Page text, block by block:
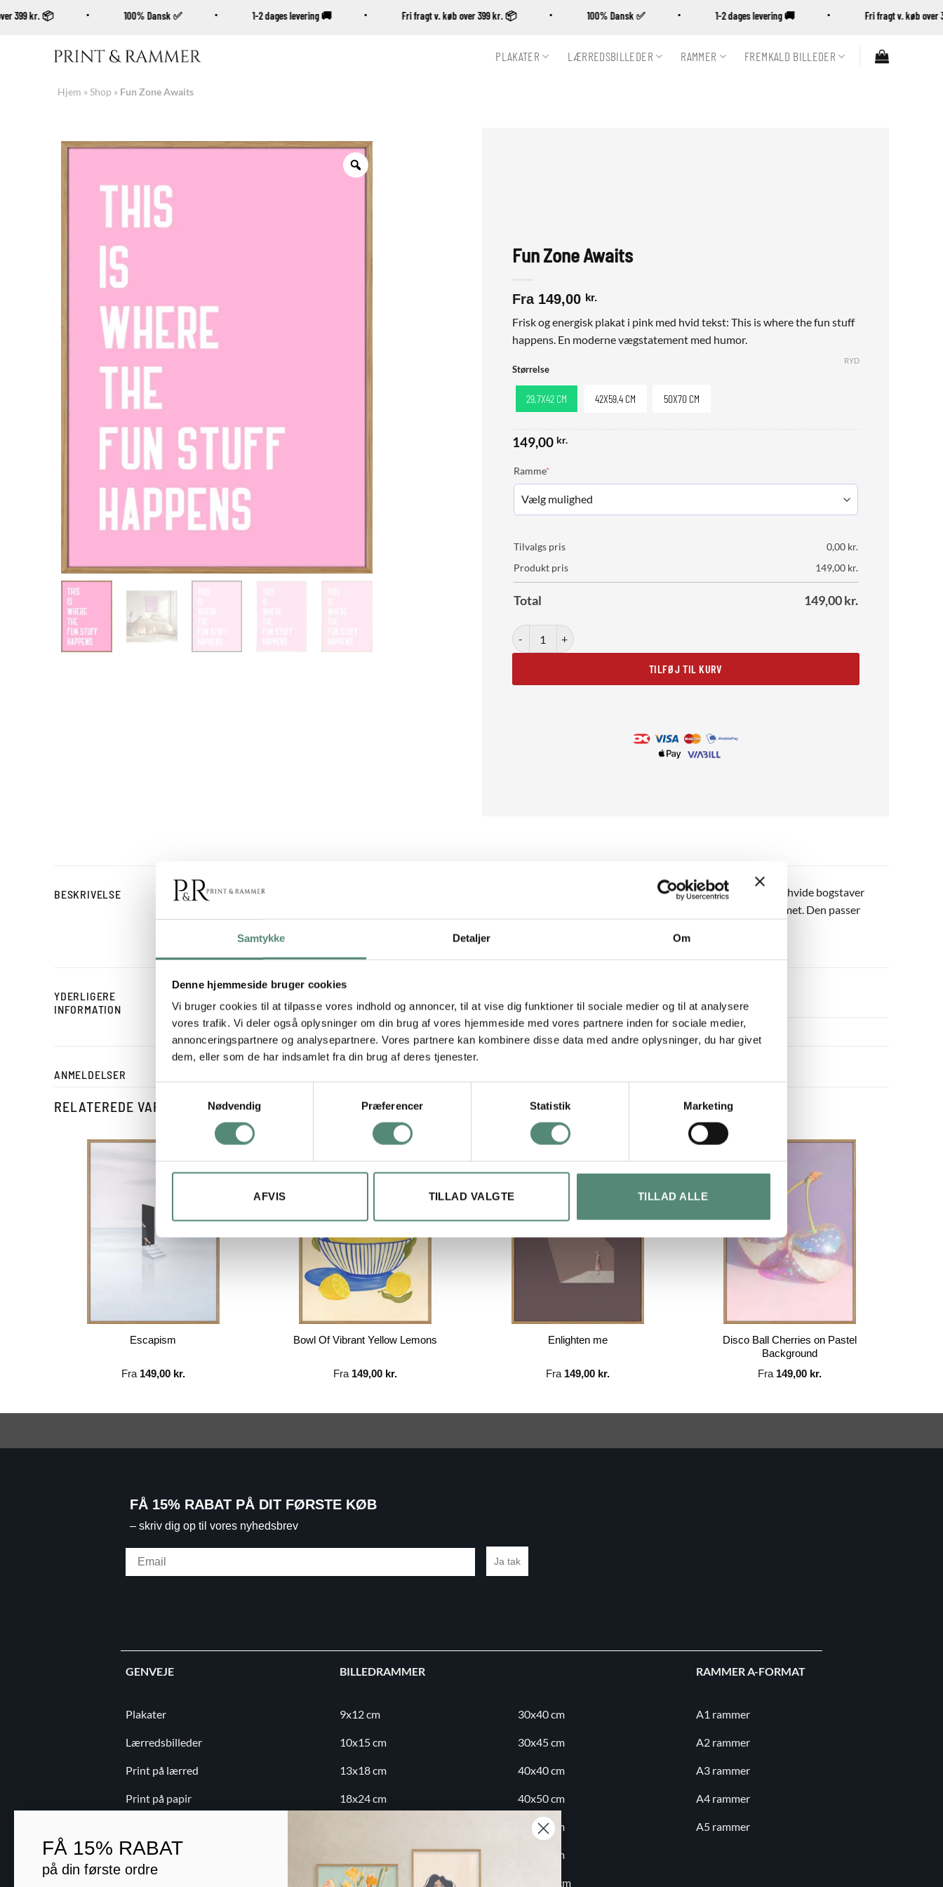
Samtykke Detaljer Om
Denne hjemmeside bruger cookies
Vi bruger cookies til at tilpasse vores indhold og annoncer, til at vise dig funktioner til sociale medier og til at analysere
vores trafik. Vi deler også oplysninger om din brug af vores hjemmeside med vores partnere inden for sociale medier,
annonceringspartnere og analysepartnere. Vores partnere kan kombinere disse data med andre oplysninger, du har givet
dem, eller som de har indsamlet fra din brug af deres tjenester.
Nødvendig
Præferencer Statistik Marketing
AFVIS TILLAD VALGTE TILLAD ALLE
399 kr. 📦 100% Dansk ✅ 1-2 dages levering 🚚 Fri fragt v. køb over 399 kr. 📦 100% Dansk ✅ 1-2 dages levering 🚚 Fri fragt v. køb
PLAKATER LÆRREDSBILLEDER RAMMER FREMKALD BILLEDER
Hjem »Shop » Fun Zone Awaits
Zoom
Fun Zone Awaits
Fra 149,00 kr.
Frisk og energisk plakat i pink med hvid tekst: This is where the fun stuff
happens. En moderne vægstatement med humor.
Størrelse
29,7X42 CM 42X59,4 CM 50X70 CM
RYD
149,00 kr.
Ramme*(required)
Tilvalgs pris 0,00 kr.
Produkt pris
149,00 kr.
Total 149,00kr.
Fun Zone Awaits antal
TILFØJ TIL KURV
BESKRIVELSE
Fun Zone Awaits af Athene Fritsch er en plakat, der emmer af energi og positivitet. Den kraftige pink baggrund og de skarpe hvide bogstaver
skaber et tydeligt, grafisk udtryk. Stilen trækker på pop art og moderne typografi, og teksten tilfører en legende tone til rummet. Den passer
YDERLIGERE
INFORMATION
STØRRELSE 29,7×42 cm, 42×59,4 cm, 50×70 cm
ANMELDELSER
RELATEREDE VARER
Escapism
Fra 149,00 kr.
Bowl Of Vibrant Yellow Lemons
Fra 149,00 kr.
Enlighten me
Fra 149,00 kr.
Disco Ball Cherries on Pastel
Background
Fra 149,00 kr.
FÅ 15% RABAT PÅ DIT FØRSTE KØB
– skriv dig op til vores nyhedsbrev
Ja tak
GENVEJE
Plakater
Lærredsbilleder
Print på lærred
Print på papir
Blog
BILLEDRAMMER
9x12 cm
10x15 cm
13x18 cm
18x24 cm
30x30 cm
30x40 cm
30x45 cm
40x40 cm
40x50 cm
50x70 cm
60x80 cm
70x100 cm
RAMMER A-FORMAT
A1 rammer
A2 rammer
A3 rammer
A4 rammer
A5 rammer
FÅ 15% RABAT
på din første ordre